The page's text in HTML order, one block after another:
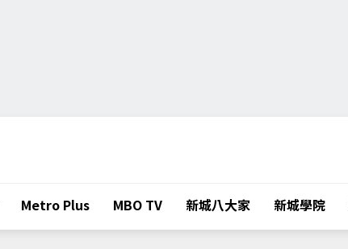
Metro Plus MBO TV 新城八大家 新城學院